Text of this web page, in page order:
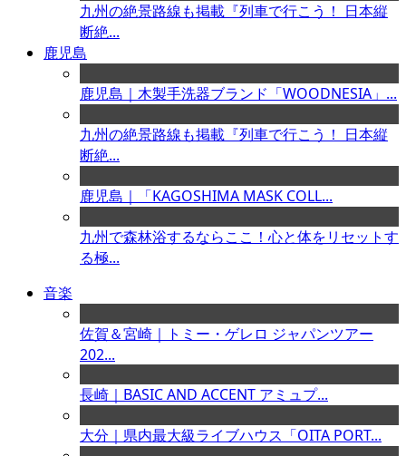
九州の絶景路線も掲載『列車で行こう！ 日本縦
断絶...
鹿児島
鹿児島｜木製手洗器ブランド「WOODNESIA」...
九州の絶景路線も掲載『列車で行こう！ 日本縦
断絶...
鹿児島｜「KAGOSHIMA MASK COLL...
九州で森林浴するならここ！心と体をリセットす
る極...
音楽
佐賀＆宮崎｜トミー・ゲレロ ジャパンツアー
202...
長崎｜BASIC AND ACCENT アミュプ...
大分｜県内最大級ライブハウス「OITA PORT...